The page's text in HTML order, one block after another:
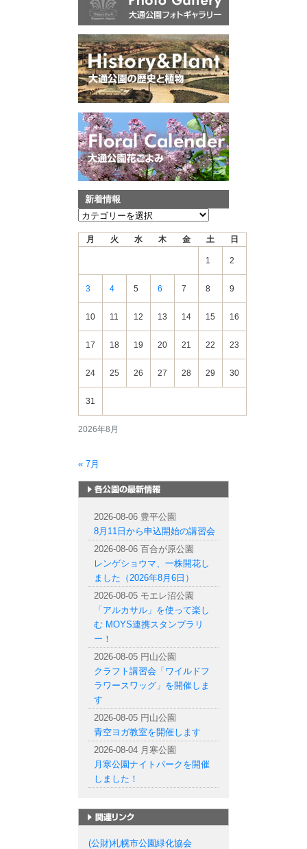
新着情報
新
2026年8月
月 火 水 木 金 土 日
1 2
3 4 5 6 7 8 9
10 11 12 13 14 15 16
17 18 19 20 21 22 23
24 25 26 27 28 29 30
31
« 7月
2026-08-06 豊平公園
8月11日から申込開始の講習会
2026-08-06 百合が原公園
レンゲショウマ、一株開花し
ました（2026年8月6日）
2026-08-05 モエレ沼公園
「アルカサル」を使って楽し
む MOYS連携スタンプラリ
ー！
2026-08-05 円山公園
クラフト講習会「ワイルドフ
ラワースワッグ」を開催しま
す
2026-08-05 円山公園
青空ヨガ教室を開催します
2026-08-04 月寒公園
月寒公園ナイトパークを開催
しました！
(公財)札幌市公園緑化協会